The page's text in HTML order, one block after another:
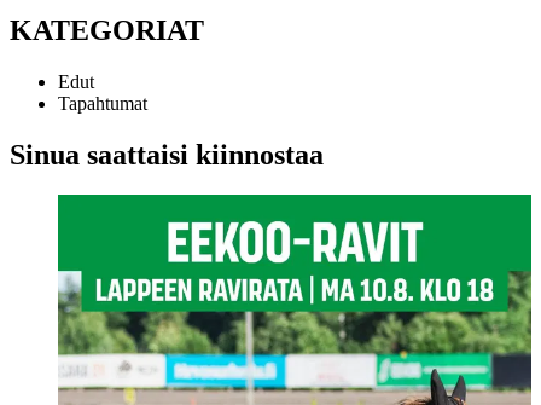
KATEGORIAT
Edut
Tapahtumat
Sinua saattaisi kiinnostaa